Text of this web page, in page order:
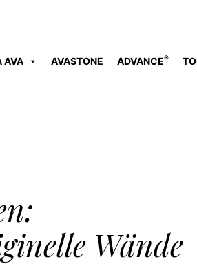
AVA AVASTONE ADVANCE®
Wände